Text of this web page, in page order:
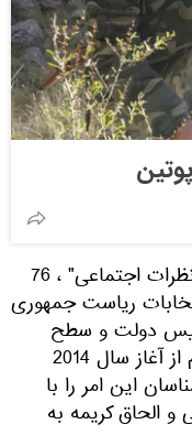
بر طبق همه پرسی ماه آوریل بنیاد " نظرات اجتماعی" ، 76
ریاست جمهوری
دولت و سطح
حمایت از سیاست های وی بین مردم از آغاز سال 2014
این امر را با
الحاق کریمه به